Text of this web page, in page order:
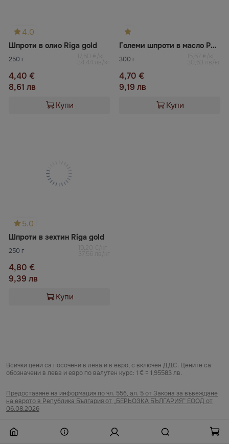
4.0
Шпроти в олио Riga gold
250 г 17,60 €/кг
34,44 лв/кг
4,40 €
8,61 лв
Купи
Големи шпроти в масло Рижско злато
300 г 15,67 €/кг
30,63 лв/кг
4,70 €
9,19 лв
Купи
5.0
Шпроти в зехтин Riga gold
250 г 19,20 €/кг
37,56 лв/кг
4,80 €
9,39 лв
Купи
Всички цени са посочени в лева и в евро, с включен ДДС. Цените са
обозначени в лева и евро по валутен курс: 1 € = 1,95583 лв.
Предоставяне на информация по чл. 55б, ал. 5 от Закона за въвеждане
на еврото в Република България от „БЕРЬОЗКА БЪЛГАРИЯ“ ЕООД от
06.08.2026